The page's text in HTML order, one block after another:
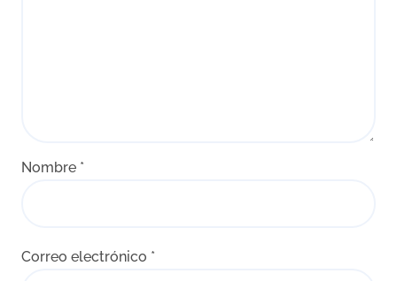
Nombre *
Correo electrónico *